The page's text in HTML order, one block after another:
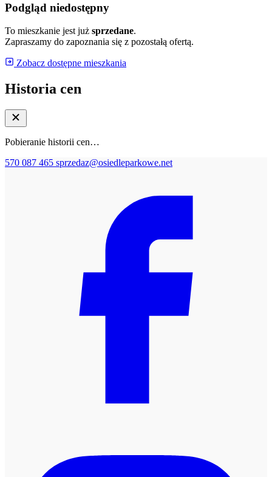
Podgląd niedostępny
To mieszkanie jest już sprzedane.
Zapraszamy do zapoznania się z pozostałą ofertą.
Zobacz dostępne mieszkania
Historia cen
Pobieranie historii cen…
570 087 465 sprzedaz@osiedleparkowe.net